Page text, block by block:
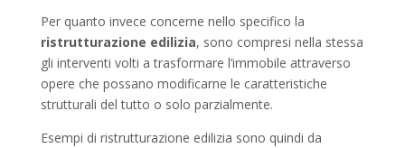
Per quanto invece concerne nello specifico la
ristrutturazione edilizia, sono compresi nella stessa
gli interventi volti a trasformare l’immobile attraverso
opere che possano modificarne le caratteristiche
strutturali del tutto o solo parzialmente.
Esempi di ristrutturazione edilizia sono quindi da